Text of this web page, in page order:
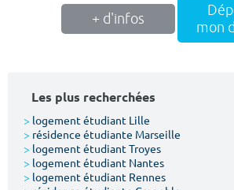
+ d'infos
mon
Les plus recherchées
> logement étudiant Lille
> résidence étudiante Marseille
> logement étudiant Troyes
> logement étudiant Nantes
> logement étudiant Rennes